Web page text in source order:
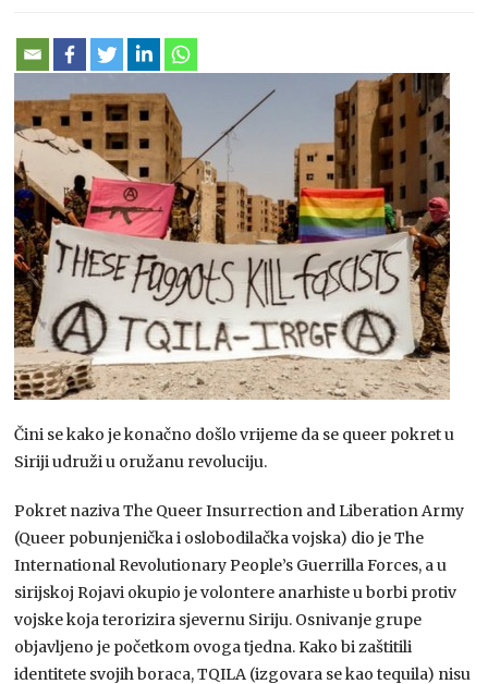
Čini se kako je konačno došlo vrijeme da se queer pokret u
Siriji udruži u oružanu revoluciju.
Pokret naziva The Queer Insurrection and Liberation Army
(Queer pobunjenička i oslobodilačka vojska) dio je The
International Revolutionary People’s Guerrilla Forces, a u
sirijskoj Rojavi okupio je volontere anarhiste u borbi protiv
vojske koja terorizira sjevernu Siriju. Osnivanje grupe
objavljeno je početkom ovoga tjedna. Kako bi zaštitili
identitete svojih boraca, TQILA (izgovara se kao tequila) nisu